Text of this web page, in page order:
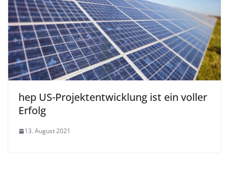
hep US-Projektentwicklung ist ein voller
Erfolg
13. August 2021